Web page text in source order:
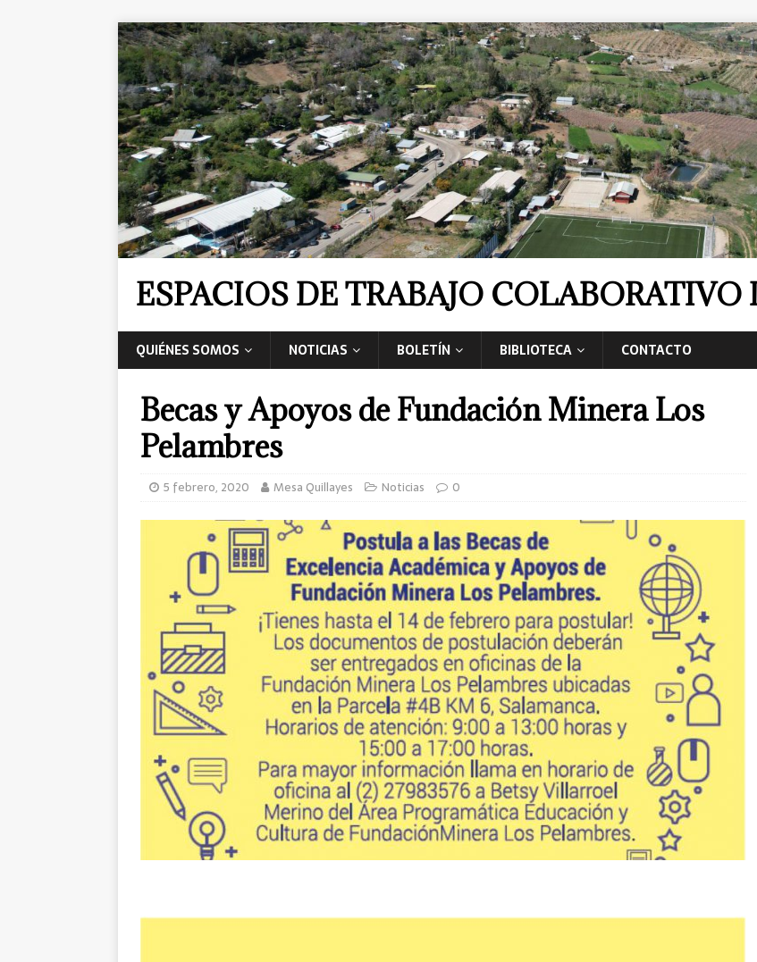
ESPACIOS DE TRABAJO
QUIÉNES SOMOS NOTICIAS BOLETÍN BIBLIOTECA CONTACTO
Becas y Apoyos de Fundación Minera Los
Pelambres
5 febrero, 2020 Mesa Quillayes Noticias 0